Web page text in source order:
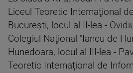
Liceul Teoretic Internaţional
Bucureşti, locul al II-lea -
Colegiul Naţional "Iancu de
Hunedoara, locul al III-lea -
Teoretic Internaţional de